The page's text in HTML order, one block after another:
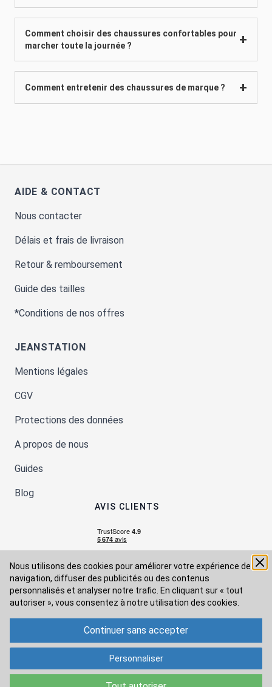
Nous utilisons des cookies pour améliorer votre expérience de
navigation, diffuser des publicités ou des contenus
personnalisés et analyser notre trafic. En cliquant sur « tout
autoriser », vous consentez à notre utilisation des cookies.
Continuer sans accepter
Personnaliser
Comment choisir des chaussures confortables pour
marcher toute la journée ?
Comment entretenir des chaussures de marque ?
AIDE & CONTACT
Nous contacter
Délais et frais de livraison
Retour & remboursement
Guide des tailles
*Conditions de nos offres
JEANSTATION
Mentions légales
CGV
Protections des données
A propos de nous
Guides
Blog
AVIS CLIENTS
Moyens de paiement
Modes de livraison